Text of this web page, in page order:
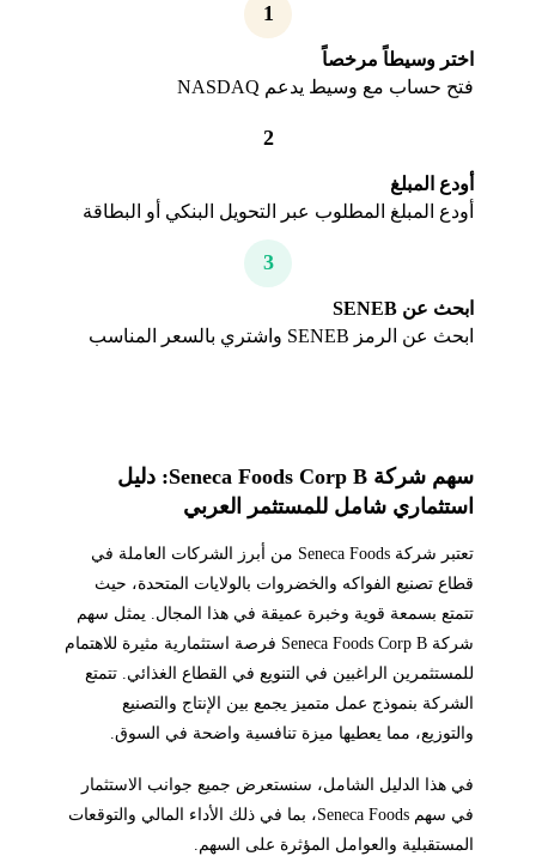
1
اختر وسيطاً مرخصاً
فتح حساب مع وسيط يدعم NASDAQ
2
أودع المبلغ
أودع المبلغ المطلوب عبر التحويل البنكي أو البطاقة
3
ابحث عن SENEB
ابحث عن الرمز SENEB واشتري بالسعر المناسب
سهم شركة Seneca Foods Corp B: دليل
استثماري شامل للمستثمر العربي
تعتبر شركة Seneca Foods من أبرز الشركات العاملة في
قطاع تصنيع الفواكه والخضروات بالولايات المتحدة، حيث
تتمتع بسمعة قوية وخبرة عميقة في هذا المجال. يمثل سهم
شركة Seneca Foods Corp B فرصة استثمارية مثيرة للاهتمام
للمستثمرين الراغبين في التنويع في القطاع الغذائي. تتمتع
الشركة بنموذج عمل متميز يجمع بين الإنتاج والتصنيع
والتوزيع، مما يعطيها ميزة تنافسية واضحة في السوق.
في هذا الدليل الشامل، سنستعرض جميع جوانب الاستثمار
في سهم Seneca Foods، بما في ذلك الأداء المالي والتوقعات
المستقبلية والعوامل المؤثرة على السهم.